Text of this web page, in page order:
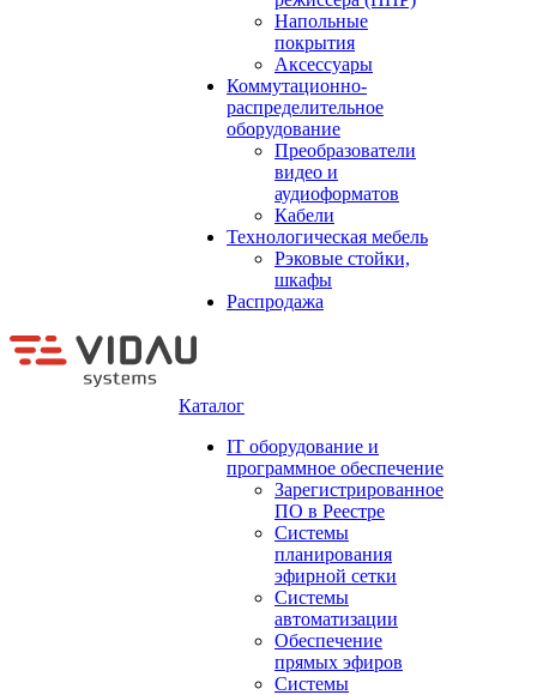
Напольные
покрытия
Аксессуары
Коммутационно-
распределительное
оборудование
Преобразователи
видео и
аудиоформатов
Кабели
Технологическая мебель
Рэковые стойки,
шкафы
Распродажа
Каталог
IT оборудование и
программное обеспечение
Зарегистрированное
ПО в Реестре
Системы
планирования
эфирной сетки
Системы
автоматизации
Обеспечение
прямых эфиров
Системы